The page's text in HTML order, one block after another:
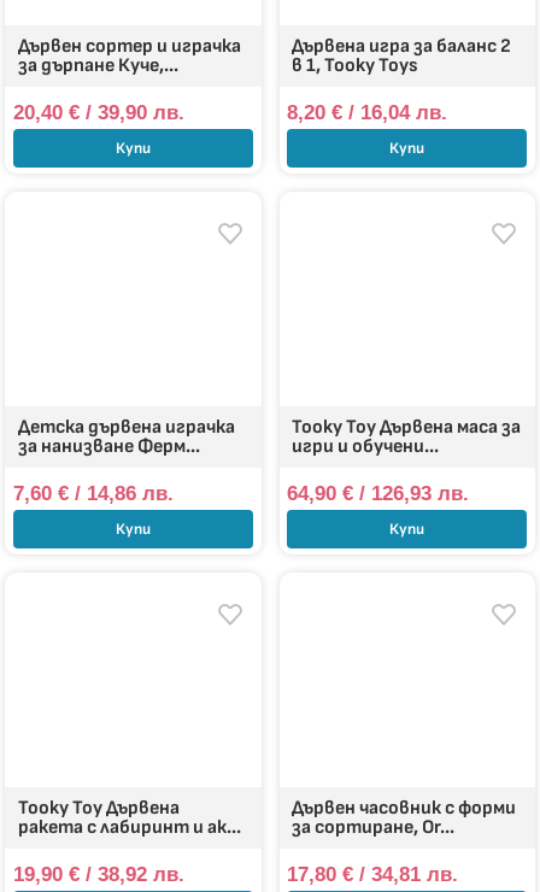
Дървен сортер и играчка
за дърпане Куче,...
20,40 €/ 39,90 лв.
Купи
Дървена игра за баланс 2
в 1, Tooky Toys
8,20 €/ 16,04 лв.
Купи
Детска дървена играчка
за нанизване Ферм...
7,60 €/ 14,86 лв.
Купи
Tooky Toy Дървена маса за
игри и обучени...
64,90 €/ 126,93 лв.
Купи
Tooky Toy Дървена
ракета с лабиринт и ак...
19,90 €/ 38,92 лв.
Дървен часовник с форми
за сортиране, Or...
17,80 €/ 34,81 лв.